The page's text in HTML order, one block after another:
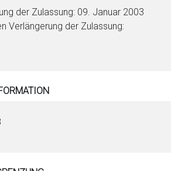
der Zulassung: 09. Januar 2003
Verlängerung der Zulassung: